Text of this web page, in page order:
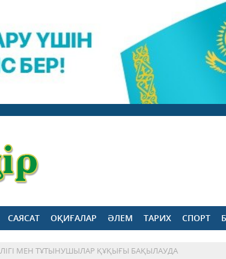
САЯСАТ ОҚИҒАЛАР ӘЛЕМ ТАРИХ СПОРТ
МЕН ТҰТЫНУШЫЛАР ҚҰҚЫҒЫ БАҚЫЛАУДА